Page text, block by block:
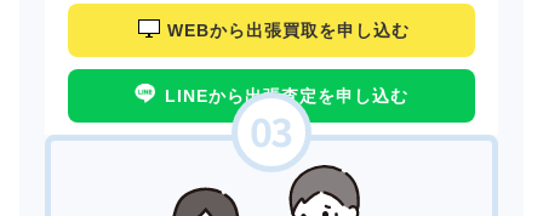
WEBから出張買取を申し込む
LINEから出張査定を申し込む